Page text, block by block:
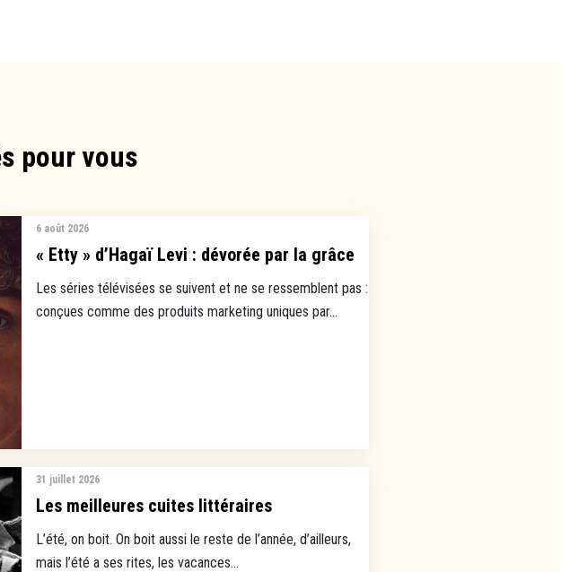
pour vous​
6 août 2026
« Etty » d’Hagaï Levi : dévorée par la grâce
Les séries télévisées se suivent et ne se ressemblent pas :
conçues comme des produits marketing uniques par...
31 juillet 2026
Les meilleures cuites littéraires
L’été, on boit. On boit aussi le reste de l’année, d’ailleurs,
mais l’été a ses rites, les vacances...